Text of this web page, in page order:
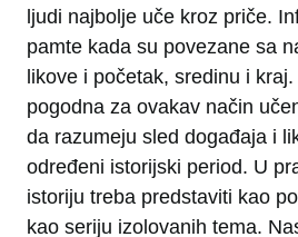
ljudi najbolje uče kroz priče.
pamte kada su povezane sa
likove i početak, sredinu i
pogodna za ovakav način
da razumeju sled događaja i
određeni istorijski period. U
istoriju treba predstaviti kao
kao seriju izolovanih tema.